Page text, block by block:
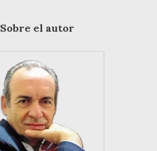
Sobre el autor